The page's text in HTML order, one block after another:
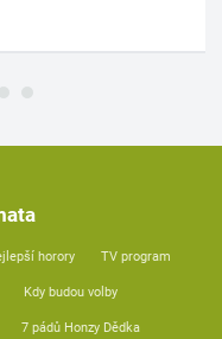
horory TV program
Kdy budou volby
7 pádů Honzy Dědka